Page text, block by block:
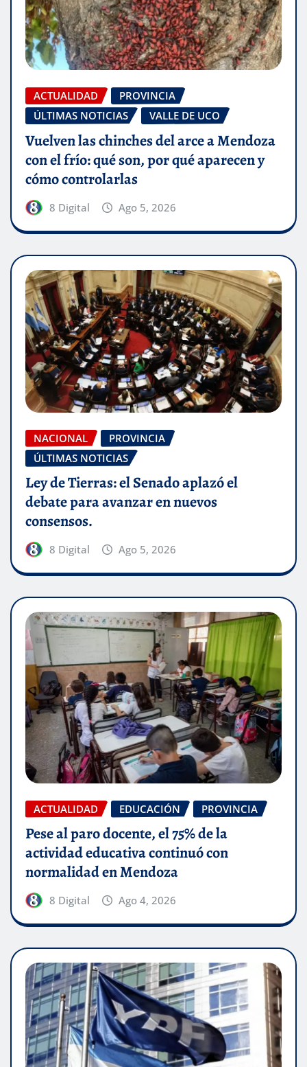
ACTUALIDAD
PROVINCIA
ÚLTIMAS NOTICIAS
VALLE DE UCO
Vuelven las chinches del arce a Mendoza
con el frío: qué son, por qué aparecen y
cómo controlarlas
8 Digital Ago 5, 2026
NACIONAL
PROVINCIA
ÚLTIMAS NOTICIAS
Ley de Tierras: el Senado aplazó el
debate para avanzar en nuevos
consensos.
8 Digital Ago 5, 2026
ACTUALIDAD EDUCACIÓN PROVINCIA
Pese al paro docente, el 75% de la
actividad educativa continuó con
normalidad en Mendoza
8 Digital Ago 4, 2026